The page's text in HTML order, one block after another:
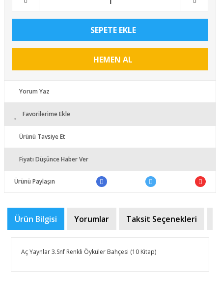
SEPETE EKLE
HEMEN AL
Yorum Yaz
Favorilerime Ekle
Ürünü Tavsiye Et
Fiyatı Düşünce Haber Ver
Ürünü Paylaşın
Ürün Bilgisi Yorumlar Taksit Seçenekleri
Aç Yaynlar 3.Snf Renkli Öyküler Bahçesi (10 Kitap)